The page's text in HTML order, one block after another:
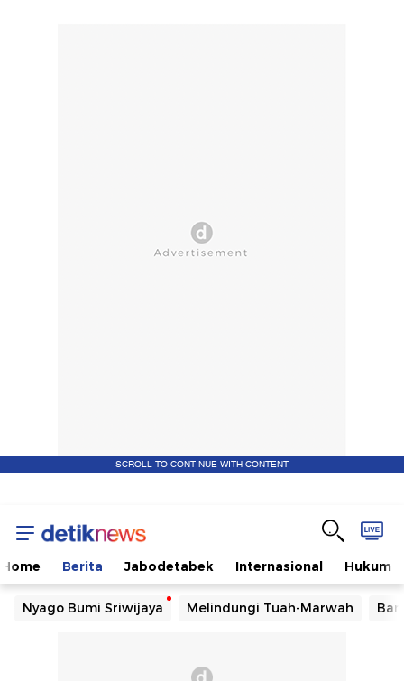
SCROLL TO CONTINUE WITH CONTENT
Home Berita Jabodetabek Internasional Hukum
Nyago Bumi Sriwijaya Melindungi Tuah-Marwah